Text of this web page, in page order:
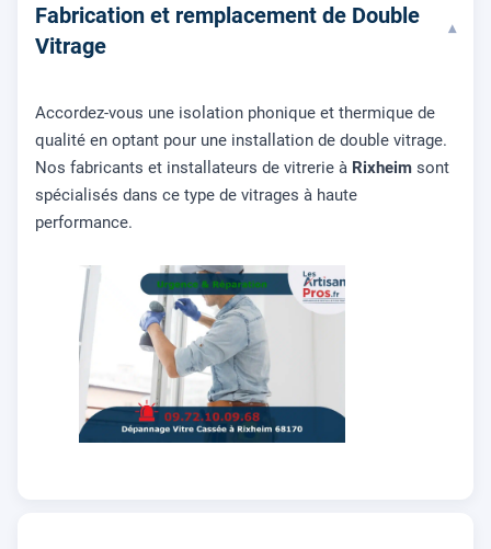
Fabrication et remplacement de Double
Vitrage
▾
Accordez-vous une isolation phonique et thermique de
qualité en optant pour une installation de double vitrage.
Nos fabricants et installateurs de vitrerie à Rixheim sont
spécialisés dans ce type de vitrages à haute
performance.